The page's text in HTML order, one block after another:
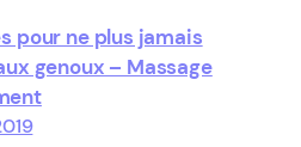
pour ne plus jamais
genoux – Massage